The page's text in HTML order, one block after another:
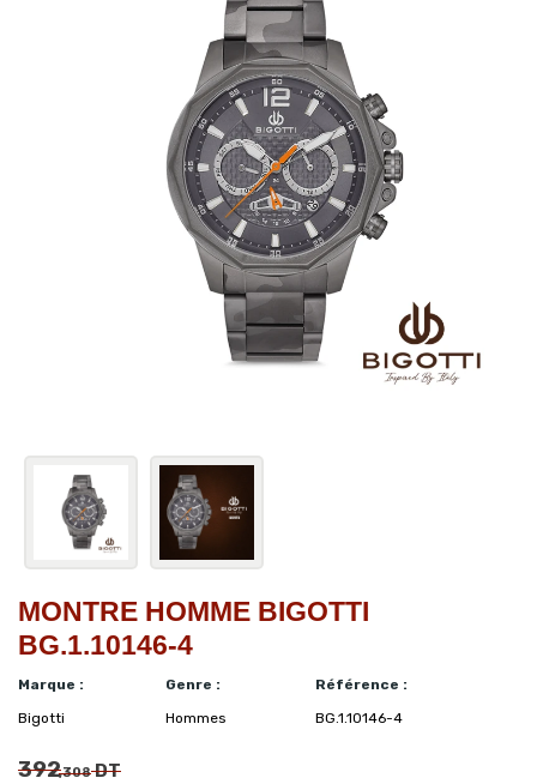
MONTRE HOMME BIGOTTI
BG.1.10146-4
Marque :
Bigotti
Genre :
Hommes
Référence :
BG.1.10146-4
392,308DT